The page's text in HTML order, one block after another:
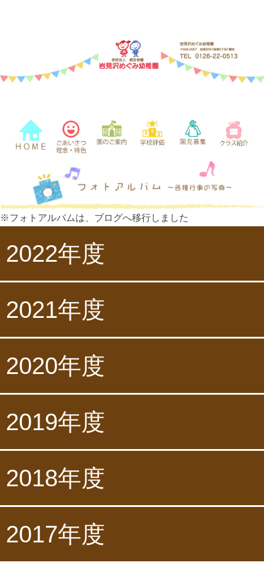
※フォトアルバムは、ブログへ移行しました
2022年度
2021年度
2020年度
2019年度
2018年度
2017年度